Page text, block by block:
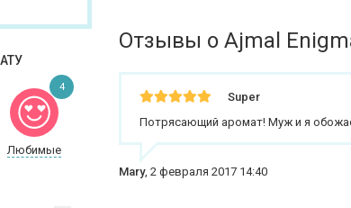
Любимые
4
Отзывы о Ajmal
Super
Потрясающий аромат! Муж и я
Mary,2 февраля 2017 14:40